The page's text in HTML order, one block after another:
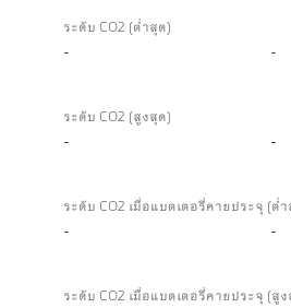
ระดับ CO2 (ต่ำสุด)
- -
ระดับ CO2 (สูงสุด)
- -
ระดับ CO2 เมื่อแบตเตอรี่คายประจุ (ต่
- -
ระดับ CO2 เมื่อแบตเตอรี่คายประจุ (สู